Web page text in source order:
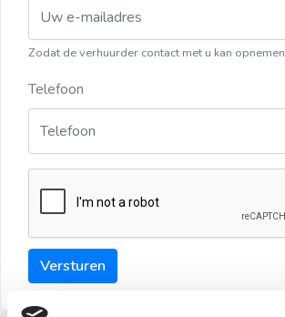
Zodat de verhuurder contact met u kan opnemen
Telefoon
Versturen